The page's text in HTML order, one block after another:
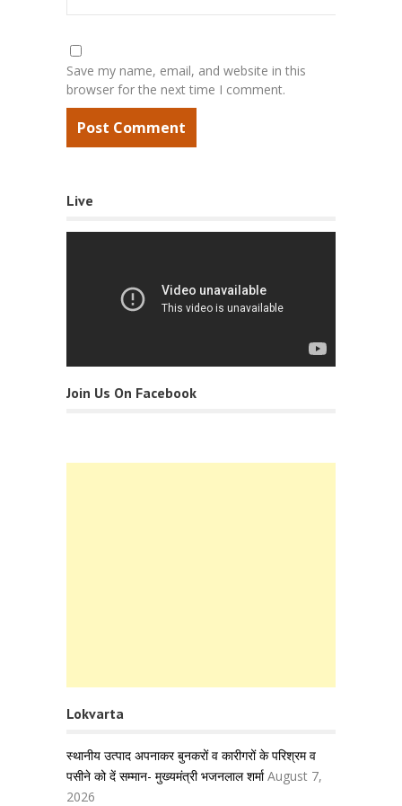
Save my name, email, and website in this
browser for the next time I comment.
Live
Join Us On Facebook
Lokvarta
स्थानीय उत्पाद अपनाकर बुनकरों व कारीगरों के परिश्रम व
पसीने को दें सम्मान- मुख्यमंत्री भजनलाल शर्मा August 7,
2026